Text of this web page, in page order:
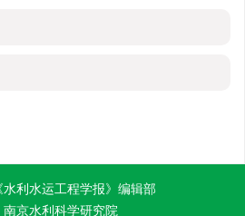
水利水运工程学报》编辑部
南京水利科学研究院